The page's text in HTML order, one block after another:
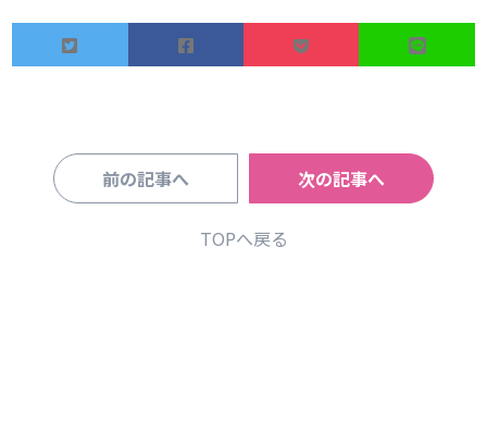
前の記事へ 次の記事へ
TOPへ戻る